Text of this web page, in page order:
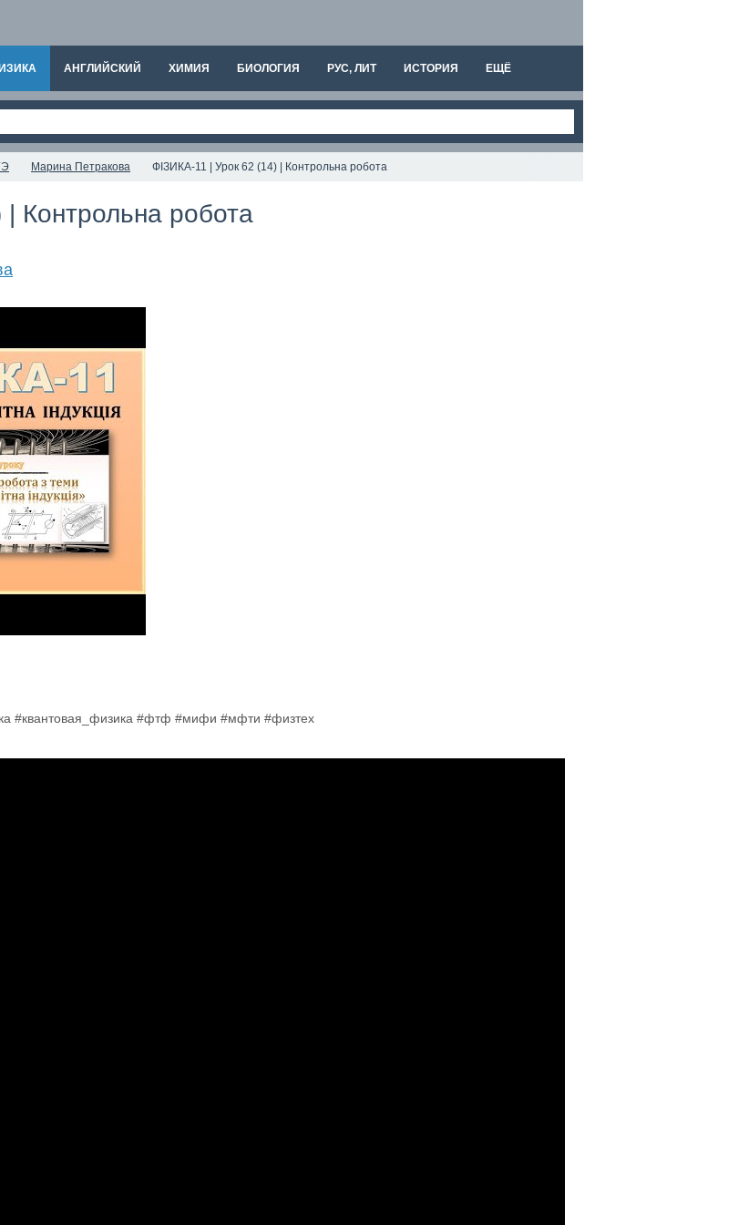
АНГЛИЙСКИЙ ХИМИЯ БИОЛОГИЯ РУС, ЛИТ ИСТОРИЯ ЕЩЁ
Марина Петракова ФІЗИКА-11 | Урок 62 (14) | Контрольна робота
Контрольна робота
#квантовая_физика #фтф #мифи #мфти #физтех